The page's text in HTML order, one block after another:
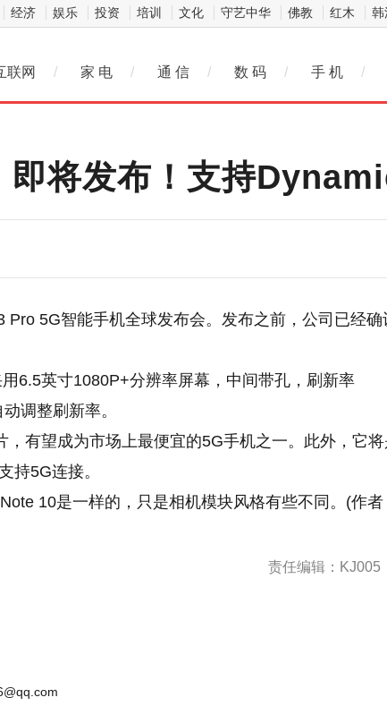
经济 娱乐 投资 培训 文化 守艺中华 佛教 红木 韩
联网 / 家 电 / 通 信 / 数 码 / 手 机 /
即将发布！支持
Pro 5G智能手机全球发布会。发布之前，公司已经确
6.5英寸1080P+分辨率屏幕，中间带孔，刷新率
调整刷新率。
有望成为市场上最便宜的5G手机之一。此外，它将
持5G连接。
10是一样的，只是相机模块风格有些不同。(作者
责任编辑：KJ005